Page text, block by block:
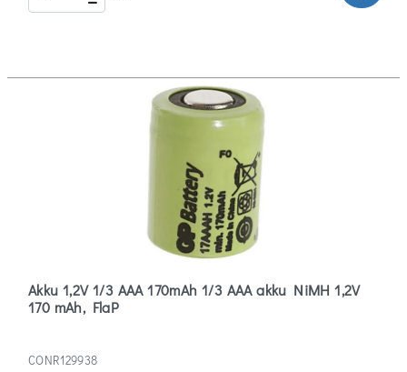
Akku 1,2V 1/3 AAA 170mAh 1/3 AAA akku NiMH 1,2V
170 mAh, FlaP
CONR129938